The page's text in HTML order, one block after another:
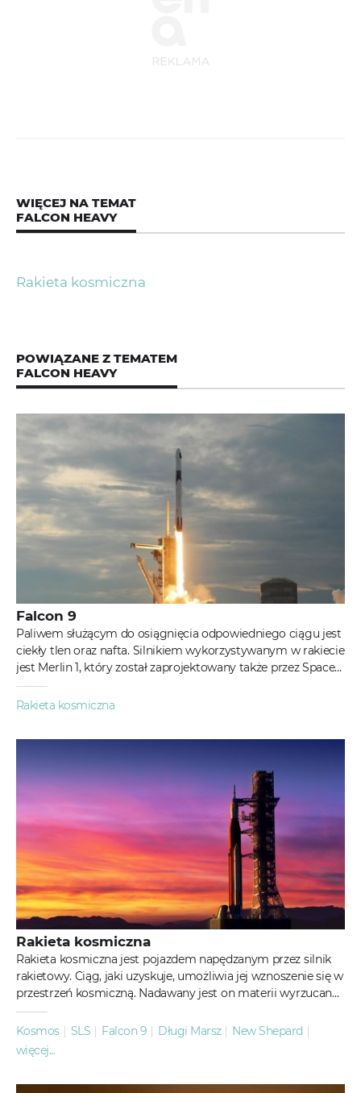
WIĘCEJ NA TEMAT
FALCON HEAVY
Rakieta kosmiczna
POWIĄZANE Z TEMATEM
FALCON HEAVY
Falcon 9
Paliwem służącym do osiągnięcia odpowiedniego ciągu jest
ciekły tlen oraz nafta. Silnikiem wykorzystywanym w rakiecie
jest Merlin 1, który został zaprojektowany także przez SpaceX.
Falcon...
Rakieta kosmiczna
Rakieta kosmiczna
Rakieta kosmiczna jest pojazdem napędzanym przez silnik
rakietowy. Ciąg, jaki uzyskuje, umożliwia jej wznoszenie się w
przestrzeń kosmiczną. Nadawany jest on materii wyrzucanej
podczas...
Kosmos
SLS Falcon 9 Długi Marsz
New Shepard
więcej...